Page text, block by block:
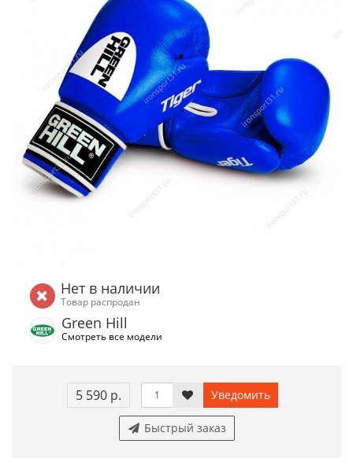
Нет в наличии
Товар распродан
Green Hill
Смотреть все модели
5 590 р. Уведомить
Быстрый заказ